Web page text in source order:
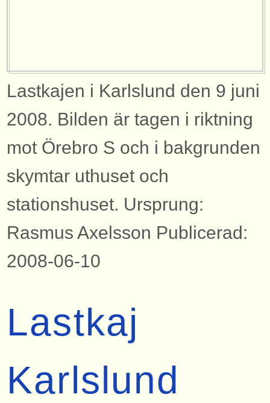
Lastkajen i Karlslund den 9 juni
2008. Bilden är tagen i riktning
mot Örebro S och i bakgrunden
skymtar uthuset och
stationshuset. Ursprung:
Rasmus Axelsson Publicerad:
2008-06-10
Lastkaj
Karlslund